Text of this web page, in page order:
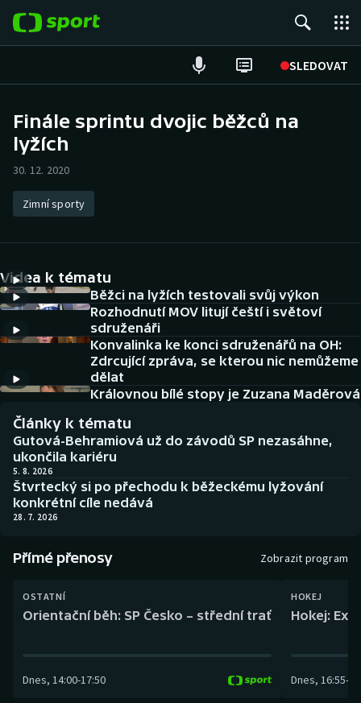
SLEDOVAT
Hokej
Atletika
DALŠÍ SPORTY
Americký fotbal
Baseball a softbal
Biatlon
Boby a skeleton
Curling
Dostihy
Futsal
NEPŘEHLÉDNĚTE
Aplikace ČT sport
AZ kvíz
Finále sprintu dvojic běžců na
lyžích
30. 12. 2020
Zimní sporty
Videa k tématu
Běžci na lyžích testovali svůj výkon
Rozhodnutí MOV litují čeští i světoví
sdruženáři
Konvalinka ke konci sdruženářů na OH:
Zdrcující zpráva, se kterou nic nemůžeme
dělat
Královnou bílé stopy je Zuzana Maděrová
Články k tématu
Gutová-Behramiová už do závodů SP nezasáhne,
ukončila kariéru
5. 8. 2026
Štvrtecký si po přechodu k běžeckému lyžování
konkrétní cíle nedává
28. 7. 2026
Přímé přenosy Zobrazit program
OSTATNÍ
Orientační běh: SP Česko – střední trať
Dnes, 14:00-17:50
HOKEJ
Hokej:
Dnes, 16:55-